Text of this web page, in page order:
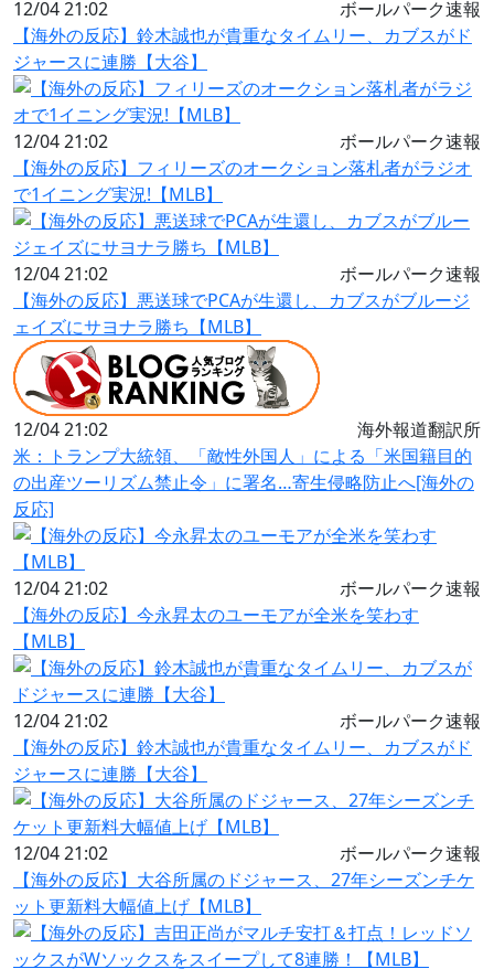
12/04 21:02
ボールパーク速報
【海外の反応】鈴木誠也が貴重なタイムリー、カブスがド
ジャースに連勝【大谷】
12/04 21:02
ボールパーク速報
【海外の反応】フィリーズのオークション落札者がラジオ
で1イニング実況!【MLB】
12/04 21:02
ボールパーク速報
【海外の反応】悪送球でPCAが生還し、カブスがブルージ
ェイズにサヨナラ勝ち【MLB】
12/04 21:02
海外報道翻訳所
米：トランプ大統領、「敵性外国人」による「米国籍目的
の出産ツーリズム禁止令」に署名…寄生侵略防止へ[海外の
反応]
12/04 21:02
ボールパーク速報
【海外の反応】今永昇太のユーモアが全米を笑わす
【MLB】
12/04 21:02
ボールパーク速報
【海外の反応】鈴木誠也が貴重なタイムリー、カブスがド
ジャースに連勝【大谷】
12/04 21:02
ボールパーク速報
【海外の反応】大谷所属のドジャース、27年シーズンチケ
ット更新料大幅値上げ【MLB】